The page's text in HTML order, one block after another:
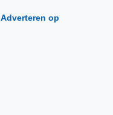
Adverteren op